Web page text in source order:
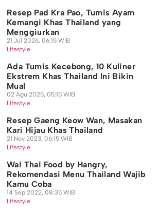
Resep Pad Kra Pao, Tumis Ayam
Kemangi Khas Thailand yang
Menggiurkan
21 Jul 2026, 06:15 WIB
Lifestyle
Ada Tumis Kecebong, 10 Kuliner
Ekstrem Khas Thailand Ini Bikin
Mual
02 Agu 2025, 05:15 WIB
Lifestyle
Resep Gaeng Keow Wan, Masakan
Kari Hijau Khas Thailand
21 Nov 2023, 06:15 WIB
Lifestyle
Wai Thai Food by Hangry,
Rekomendasi Menu Thailand Wajib
Kamu Coba
14 Sep 2022, 08:35 WIB
Lifestyle